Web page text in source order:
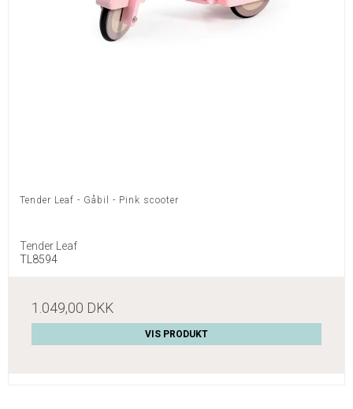
Tender Leaf - Gåbil - Pink scooter
Tender Leaf
TL8594
1.049,00 DKK
VIS PRODUKT